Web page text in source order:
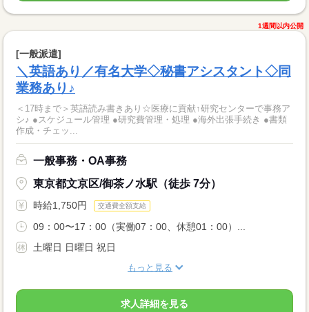
1週間以内公開
[一般派遣]
＼英語あり／有名大学◇秘書アシスタント◇同
業務あり♪
＜17時まで＞英語読み書きあり☆医療に貢献↑研究センターで事務ア
シ♪ ●スケジュール管理 ●研究費管理・処理 ●海外出張手続き ●書類
作成・チェッ...
一般事務・OA事務
東京都文京区/御茶ノ水駅（徒歩 7分）
時給1,750円 交通費全額支給
09：00〜17：00（実働07：00、休憩01：00）...
土曜日 日曜日 祝日
もっと見る
求人詳細を見る